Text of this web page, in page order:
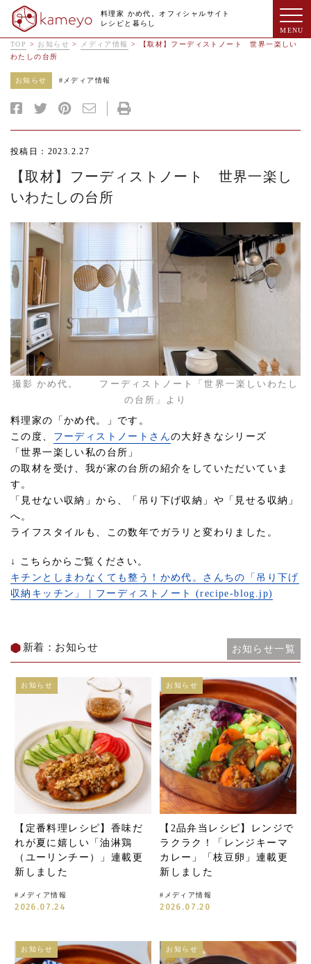
料理家 かめ代。オフィシャルサイト
レシピと暮らし
TOP > お知らせ > メディア情報 >
【取材】フーディストノート 世界一楽しい
わたしの台所
お知らせ # メディア情報
投稿日：2023.2.27
【取材】フーディストノート 世界一楽し
いわたしの台所
撮影 かめ代。 フーディストノート「世界一楽しいわたし
の台所」より
料理家の「かめ代。」です。
この度、 フーディストノートさんの大好きなシリーズ
「世界一楽しい私の台所」
の取材を受け、我が家の台所の紹介をしていただいていま
す。
「見せない収納」から、「吊り下げ収納」や「見せる収納」
へ。
ライフスタイルも、この数年でガラリと変わりました。
↓ こちらからご覧ください。
キチンとしまわなくても整う！かめ代。さんちの「吊り下げ
収納キッチン」 | フーディストノート (recipe-blog.jp)
新着：お知らせ お知らせ一覧
【定番料理レシピ】香味だ
れが夏に嬉しい「油淋鶏
（ユーリンチー）」連載更
新しました
# メディア情報
2026.07.24
お知らせ
【2品弁当レシピ】レンジで
ラクラク！「レンジキーマ
カレー」「枝豆卵」連載更
新しました
# メディア情報
2026.07.20
お知らせ
お知らせ お知らせ